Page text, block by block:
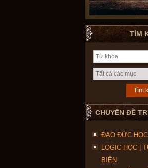
TÌM
CHUYÊN ĐỀ
ĐẠO ĐỨC HỌC
LOGIC HỌC |
BIỆN